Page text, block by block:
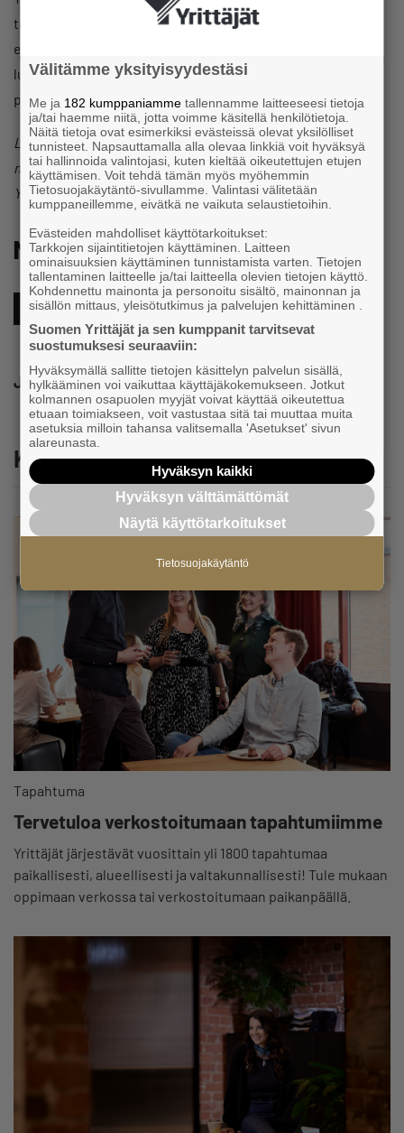
toimeksiannosta. Yrittäjägallupiin vastasi 1 175 pk-yrityksen
edustajaa pk-yrityksen edustajaa 1.–8.10.2025. Tulosten
luottamusväli on kokonaistulosten osalta 2,9
prosenttiyksikköä suuntaansa.
Lisätietoja: toimitusjohtaja Mikael Pentikäinen,
mikael.pentikainen@yrittajat.fi, 040 504 1944, Suomen
Yrittäjät
Muita kiinnostavia aiheita
Gallup
Jaa
Katso myös
Tapahtuma
Tervetuloa verkostoitumaan tapahtumiimme
Yrittäjät järjestävät vuosittain yli 1800 tapahtumaa
paikallisesti, alueellisesti ja valtakunnallisesti! Tule mukaan
oppimaan verkossa tai verkostoitumaan paikanpäällä.
Välitämme yksityisyydestäsi
Me ja 182 kumppaniamme tallennamme laitteeseesi tietoja
ja/tai haemme niitä, jotta voimme käsitellä henkilötietoja.
Näitä tietoja ovat esimerkiksi evästeissä olevat yksilölliset
tunnisteet. Napsauttamalla alla olevaa linkkiä voit hyväksyä
tai hallinnoida valintojasi, kuten kieltää oikeutettujen etujen
käyttämisen. Voit tehdä tämän myös myöhemmin
Tietosuojakäytäntö-sivullamme. Valintasi välitetään
kumppaneillemme, eivätkä ne vaikuta selaustietoihin.
Evästeiden mahdolliset käyttötarkoitukset:
Tarkkojen sijaintitietojen käyttäminen. Laitteen
ominaisuuksien käyttäminen tunnistamista varten. Tietojen
tallentaminen laitteelle ja/tai laitteella olevien tietojen käyttö.
Kohdennettu mainonta ja personoitu sisältö, mainonnan ja
sisällön mittaus, yleisötutkimus ja palvelujen kehittäminen .
Suomen Yrittäjät ja sen kumppanit tarvitsevat
suostumuksesi seuraaviin:
Hyväksymällä sallitte tietojen käsittelyn palvelun sisällä,
hylkääminen voi vaikuttaa käyttäjäkokemukseen. Jotkut
kolmannen osapuolen myyjät voivat käyttää oikeutettua
etuaan toimiakseen, voit vastustaa sitä tai muuttaa muita
asetuksia milloin tahansa valitsemalla 'Asetukset' sivun
alareunasta.
Hyväksyn kaikki
Hyväksyn välttämättömät
Näytä käyttötarkoitukset
Tietosuojakäytäntö